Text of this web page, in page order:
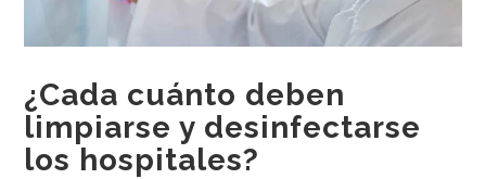
Recomendaciones
Centros sanitarios
Escuelas
¿Cada cuánto deben
limpiarse y desinfectarse
los hospitales?